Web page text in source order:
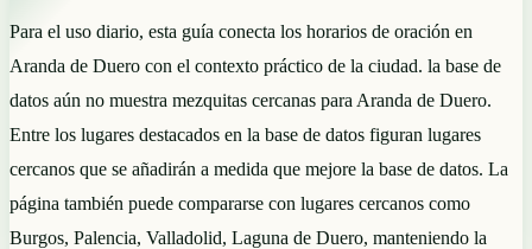
Para el uso diario, esta guía conecta los horarios de oración en
Aranda de Duero con el contexto práctico de la ciudad. la base de
datos aún no muestra mezquitas cercanas para Aranda de Duero.
Entre los lugares destacados en la base de datos figuran lugares
cercanos que se añadirán a medida que mejore la base de datos. La
página también puede compararse con lugares cercanos como
Burgos, Palencia, Valladolid, Laguna de Duero, manteniendo la